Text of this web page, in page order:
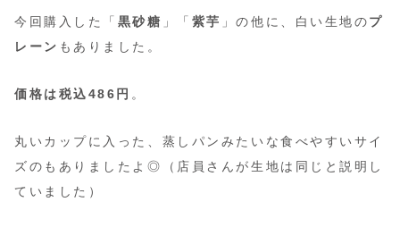
今回購入した「 黒砂糖 」「 紫芋 」の他に、白い生地のプ
レーン もありました。
価格は税込486円 。
丸いカップに入った、蒸しパンみたいな食べやすいサイ
ズのもありましたよ◎（店員さんが生地は同じと説明し
ていました）